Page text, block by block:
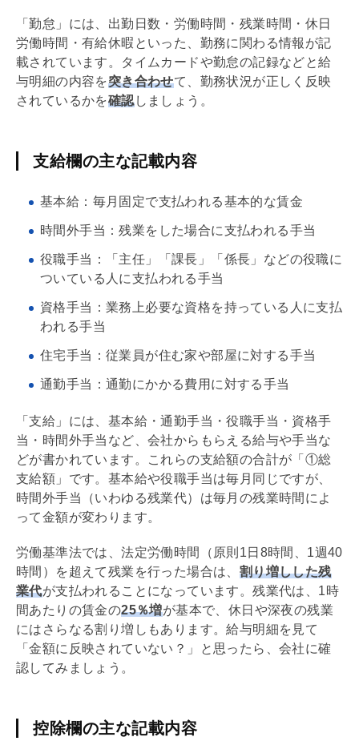
「勤怠」には、出勤日数・労働時間・残業時間・休日
労働時間・有給休暇といった、勤務に関わる情報が記
載されています。タイムカードや勤怠の記録などと給
与明細の内容を突き合わせて、勤務状況が正しく反映
されているかを確認しましょう。
支給欄の主な記載内容
基本給：毎月固定で支払われる基本的な賃金
時間外手当：残業をした場合に支払われる手当
役職手当：「主任」「課長」「係長」などの役職に
ついている人に支払われる手当
資格手当：業務上必要な資格を持っている人に支払
われる手当
住宅手当：従業員が住む家や部屋に対する手当
通勤手当：通勤にかかる費用に対する手当
「支給」には、基本給・通勤手当・役職手当・資格手
当・時間外手当など、会社からもらえる給与や手当な
どが書かれています。これらの支給額の合計が「①総
支給額」です。基本給や役職手当は毎月同じですが、
時間外手当（いわゆる残業代）は毎月の残業時間によ
って金額が変わります。
労働基準法では、法定労働時間（原則1日8時間、1週40
時間）を超えて残業を行った場合は、 割り増しした残
業代が支払われることになっています。残業代は、1時
間あたりの賃金の25％増が基本で、休日や深夜の残業
にはさらなる割り増しもあります。給与明細を見て
「金額に反映されていない？」と思ったら、会社に確
認してみましょう。
控除欄の主な記載内容